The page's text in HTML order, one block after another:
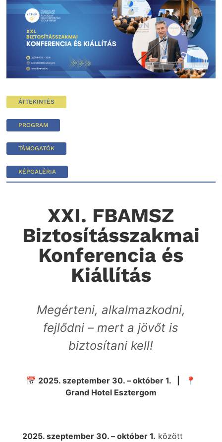
ÁTTEKINTÉS
PROGRAM
TÁMOGATÓK
KÉPGALÉRIA
XXI. FBAMSZ
Biztosításszakmai
Konferencia és
Kiállítás
Megérteni, alkalmazkodni,
fejlődni – mert a jövőt is
biztosítani kell!
📅 2025. szeptember 30. – október 1. | 📍
Grand Hotel Esztergom
2025. szeptember 30. – október 1. között